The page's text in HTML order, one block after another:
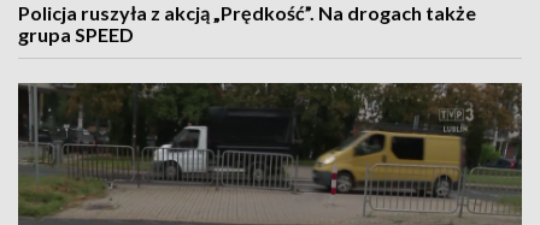
Policja ruszyła z akcją „Prędkość”. Na drogach także
grupa SPEED